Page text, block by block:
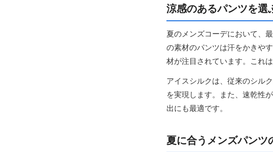
涼感のあるパンツを選
夏のメンズコーデにおいて、
の素材のパンツは汗をかきや
材が注目されています。これ
アイスシルクは、従来のシル
を実現します。また、速乾性
出にも最適です。
夏に合うメンズパンツ